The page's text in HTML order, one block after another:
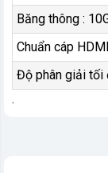
Băng thông :
Chuẩn cáp
Độ phân giải tối
.